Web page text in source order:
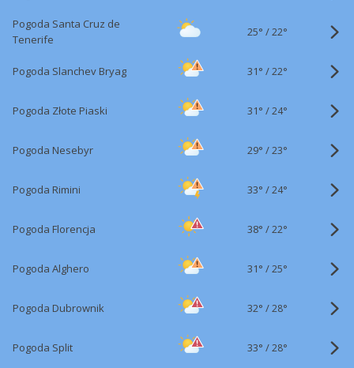
Pogoda Santa Cruz de
Tenerife
25° /22°
Pogoda Slanchev Bryag 31° /22°
Pogoda Złote Piaski 31° /24°
Pogoda Nesebyr 29° /23°
Pogoda Rimini 33° /24°
Pogoda Florencja 38° /22°
Pogoda Alghero 31° /25°
Pogoda Dubrownik 32° /28°
Pogoda Split 33° /28°